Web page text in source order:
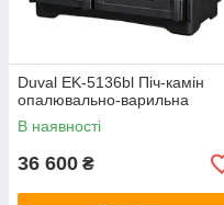
Duval EK-5136bl Піч-камін
опалювально-варильна
В наявності
36 600 ₴